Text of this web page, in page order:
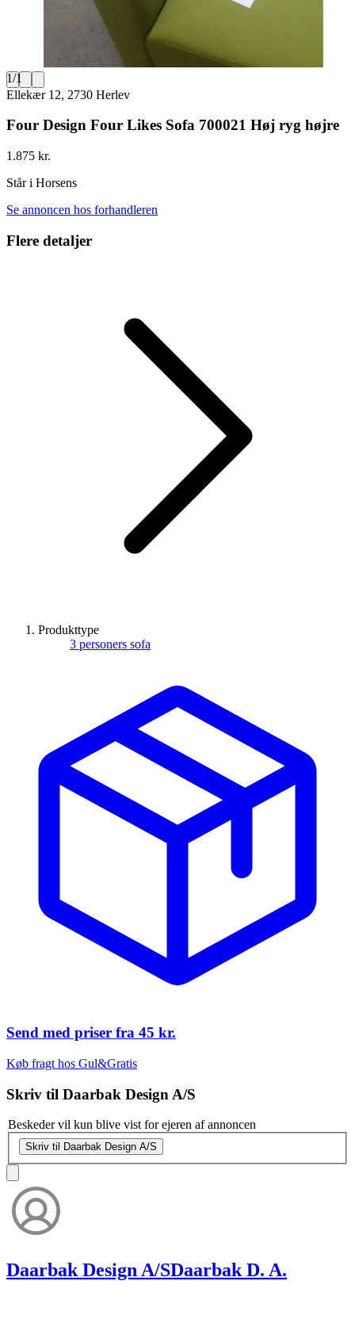
1/1
Ellekær 12, 2730 Herlev
Four Design Four Likes Sofa 700021 Høj ryg højre
1.875 kr.
Står i Horsens
Se annoncen hos forhandleren
Flere detaljer
Produkttype
3 personers sofa
Send med priser fra 45 kr.
Køb fragt hos Gul&Gratis
Skriv til Daarbak Design A/S
Beskeder vil kun blive vist for ejeren af annoncen
Skriv til Daarbak Design A/S
Daarbak Design A/SDaarbak D. A.